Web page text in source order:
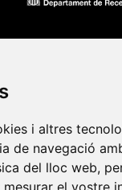
i altres
de navegació
del lloc web,
mesurar el vostre
de